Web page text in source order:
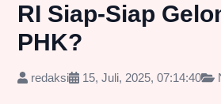
RI Siap-Siap
PHK?
redaksi 15, Juli, 2025, 07:14:40